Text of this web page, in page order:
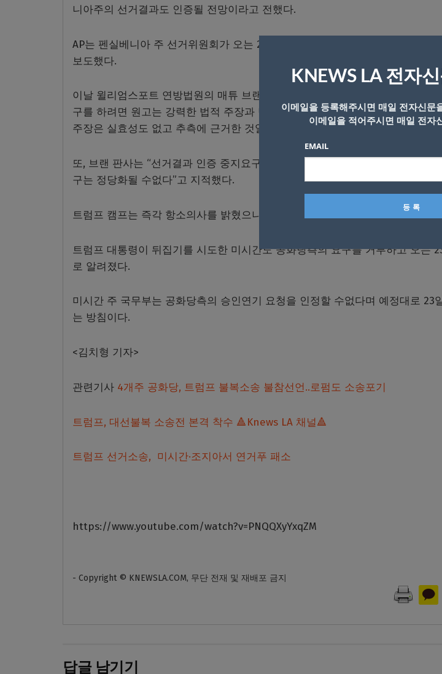
니아주의 선거결과도 인증될 전망이라고 전했다.
AP는 펜실베니아 주 선거위원회가 오는 23일 바이든 당선자가 승리한 대선결과
보도했다.
이날 윌리엄스포트 연방법원의 매튜 브랜 판사는 “700만명의 유권자들이 던진
구를 하려면 원고는 강력한 법적 주장과 만연해있다는 부패의 사실적 증거를 제
주장은 실효성도 없고 추측에 근거한 것일 뿐”이라고 기각 사유를 밝혔다.
또, 브랜 판사는 “선거결과 인증 중지요구는 700만 유권자의 선거권을 박탈해달
구는 정당화될 수없다”고 지적했다.
트럼프 캠프는 즉각 항소의사를 밝혔으나 항소법원에서도 그리 전망을 밝지 않
트럼프 대통령이 뒤집기를 시도한 미시간도 공화당측의 요구를 거부하고 오는
로 알려졌다.
미시간 주 국무부는 공화당측의 승인연기 요청을 인정할 수없다며 예정대로 23
는 방침이다.
<김치형 기자>
관련기사 4개주 공화당, 트럼프 불복소송 불참선언..로펌도 소송포기
트럼프, 대선불복 소송전 본격 착수 🔺Knews LA 채널🔺
트럼프 선거소송, 미시간·조지아서 연거푸 패소
https://www.youtube.com/watch?v=PNQQXyYxqZM
- Copyright © KNEWSLA.COM, 무단 전재 및 재배포 금지
답글 남기기
KNEWS LA 전자
이메일을 등록해주시면 매일 전자신문
이메일을 적어주시면 매일 전자
EMAIL